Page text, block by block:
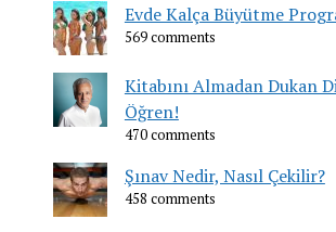
Evde Kalça Büyütme
569 comments
Kitabını Almadan Dukan
Öğren!
470 comments
Şınav Nedir, Nasıl Çekilir?
458 comments